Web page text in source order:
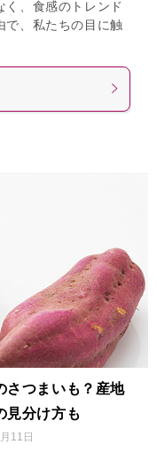
く、食感のトレンド
で、私たちの目に触
さつまいも？産地
見分け方も
11日